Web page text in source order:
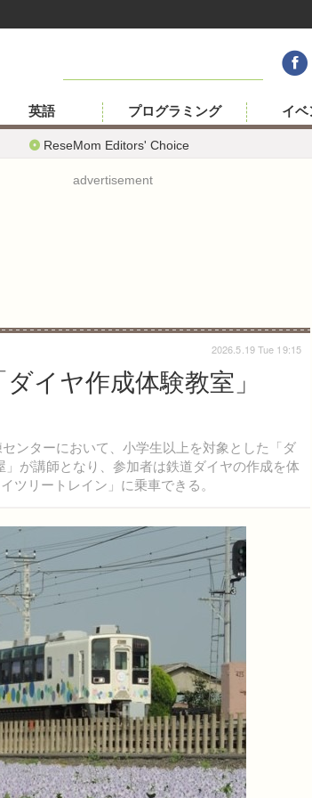
ReseMom Editors' Choice
英語 プログラミング イベ
advertisement
イヤ作成体験教室」
ンターにおいて、小学生以上を対象とした「ダ
が講師となり、参加者は鉄道ダイヤの作成を体
ツリートレイン」に乗車できる。
2026.5.19 Tue 19:15